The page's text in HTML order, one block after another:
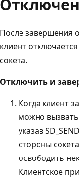
После завершения
клиент
сокета.
Отключить и
Когда клиент
можно
указав
стороны
освободить
Клиентское